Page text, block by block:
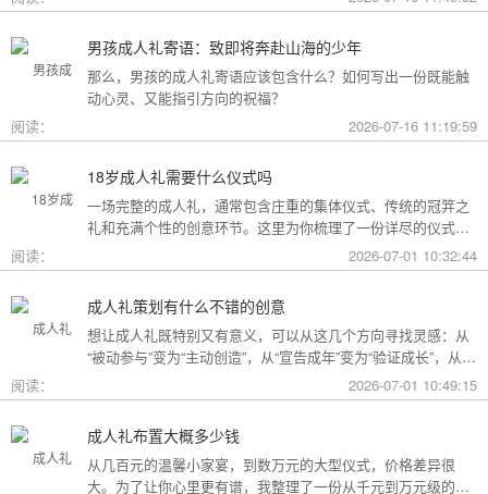
男孩成人礼寄语：致即将奔赴山海的少年
那么，男孩的成人礼寄语应该包含什么？如何写出一份既能触
动心灵、又能指引方向的祝福？
阅读：
2026-07-16 11:19:59
18岁成人礼需要什么仪式吗
一场完整的成人礼，通常包含庄重的集体仪式、传统的冠笄之
礼和充满个性的创意环节。这里为你梳理了一份详尽的仪式清
阅读： 2026-07-01 10:32:44
成人礼策划有什么不错的创意
想让成人礼既特别又有意义，可以从这几个方向寻找灵感：从
“被动参与”变为“主动创造”，从“宣告成年”变为“验证成长”，从
阅读： 2026-07-01 10:49:15
成人礼布置大概多少钱
从几百元的温馨小家宴，到数万元的大型仪式，价格差异很
大。为了让你心里更有谱，我整理了一份从千元到万元级的费